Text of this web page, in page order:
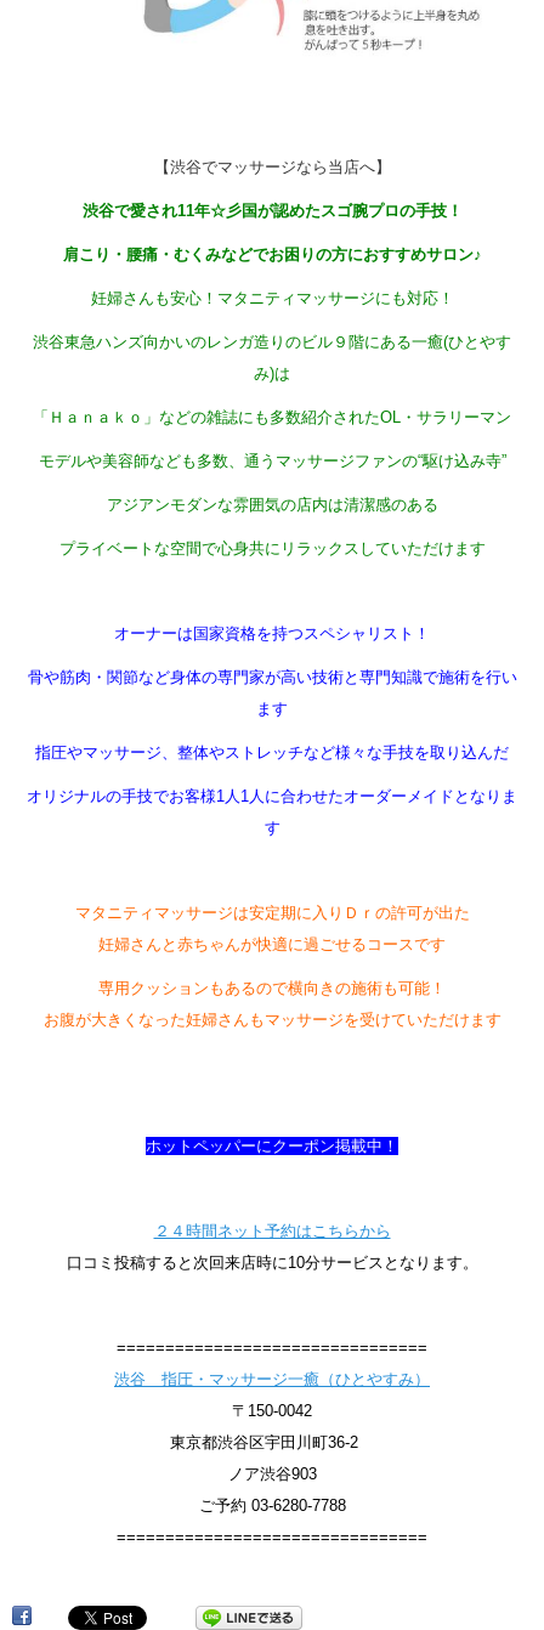
【渋谷でマッサージなら当店へ】
渋谷で愛され11年☆彡国が認めたスゴ腕プロの手技！
肩こり・腰痛・むくみなどでお困りの方におすすめサロン♪
妊婦さんも安心！マタニティマッサージにも対応！
渋谷東急ハンズ向かいのレンガ造りのビル９階にある一癒(ひとやす
み)は
「Ｈａｎａｋｏ」などの雑誌にも多数紹介されたOL・サラリーマン
モデルや美容師なども多数、通うマッサージファンの“駆け込み寺”
アジアンモダンな雰囲気の店内は清潔感のある
プライベートな空間で心身共にリラックスしていただけます
オーナーは国家資格を持つスペシャリスト！
骨や筋肉・関節など身体の専門家が高い技術と専門知識で施術を行い
ます
指圧やマッサージ、整体やストレッチなど様々な手技を取り込んだ
オリジナルの手技でお客様1人1人に合わせたオーダーメイドとなりま
す
マタニティマッサージは安定期に入りＤｒの許可が出た
妊婦さんと赤ちゃんが快適に過ごせるコースです
専用クッションもあるので横向きの施術も可能！
お腹が大きくなった妊婦さんもマッサージを受けていただけます
ホットペッパーにクーポン掲載中！
２４時間ネット予約はこちらから
口コミ投稿すると次回来店時に10分サービスとなります。
================================
渋谷 指圧・マッサージ一癒（ひとやすみ）
〒150-0042
東京都渋谷区宇田川町36-2
ノア渋谷903
ご予約 03-6280-7788
================================